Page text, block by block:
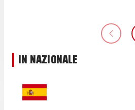
IN NAZIONALE